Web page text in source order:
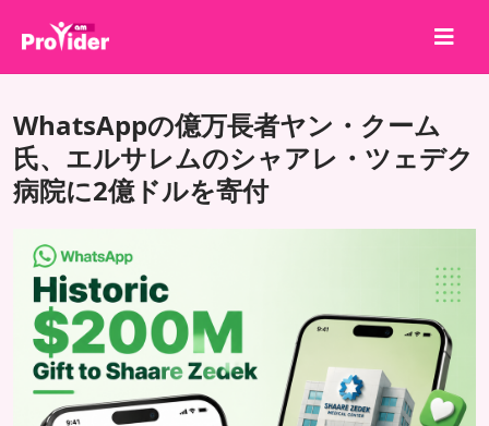
会社概要
ログイン
サービス
API
利用規約
ブログ
WhatsAppの億万長者ヤン・クーム
氏、エルサレムのシャアレ・ツェデク
病院に2億ドルを寄付